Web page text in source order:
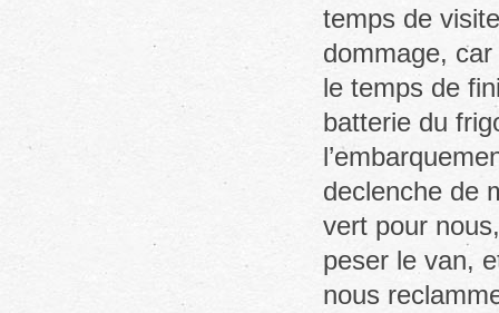
temps de
dommage, car
le temps de
batterie du
declenche de
vert pour
peser le van,
nous